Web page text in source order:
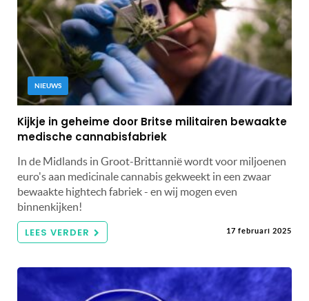
NIEUWS
Kijkje in geheime door Britse militairen bewaakte
medische cannabisfabriek
In de Midlands in Groot-Brittannië wordt voor miljoenen
euro's aan medicinale cannabis gekweekt in een zwaar
bewaakte hightech fabriek - en wij mogen even
binnenkijken!
LEES VERDER 17 februari 2025